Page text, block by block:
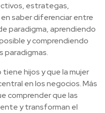
estrategas,
saber diferenciar entre
paradigma, aprendiendo
y comprendiendo
paradigmas.
hijos y que la mujer
en los negocios. Más
comprender que las
y transforman el